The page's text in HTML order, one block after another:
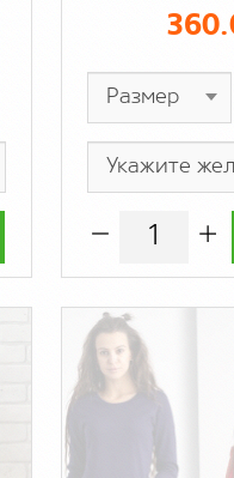
полоску, акрил 80% шерсть